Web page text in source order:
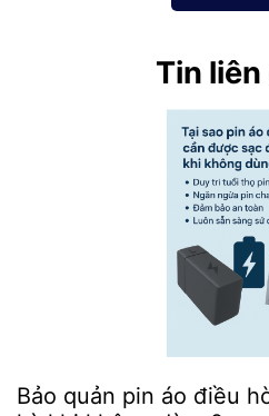
Tin liên
Bảo quản pin áo điều